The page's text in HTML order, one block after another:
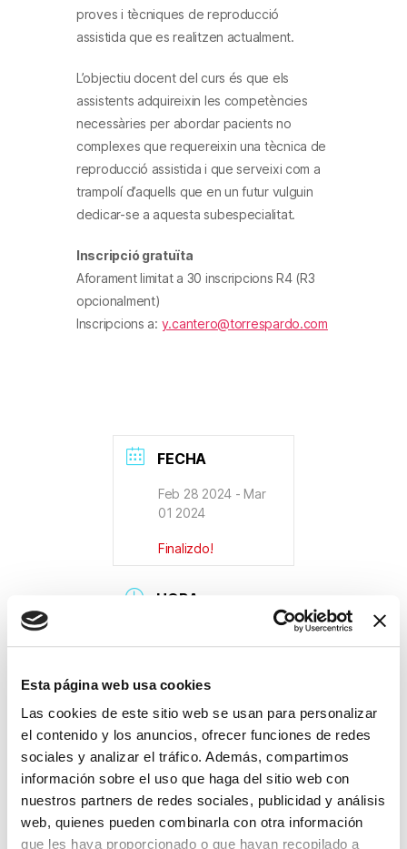
Esta página web usa cookies
Las cookies de este sitio web se usan para personalizar
el contenido y los anuncios, ofrecer funciones de redes
sociales y analizar el tráfico. Además, compartimos
información sobre el uso que haga del sitio web con
nuestros partners de redes sociales, publicidad y análisis
web, quienes pueden combinarla con otra información
que les haya proporcionado o que hayan recopilado a
proves i tècniques de reproducció
assistida que es realitzen actualment.
L’objectiu docent del curs és que els
assistents adquireixin les competències
necessàries per abordar pacients no
complexes que requereixin una tècnica de
reproducció assistida i que serveixi com a
trampolí d’aquells que en un futur vulguin
dedicar-se a aquesta subespecialitat.
Inscripció gratuïta
Aforament limitat a 30 inscripcions R4 (R3
opcionalment)
Inscripcions a: y.cantero@torrespardo.com
FECHA
Feb 28 2024 - Mar
01 2024
Finalizdo!
HORA
LOCALIZACIÓN
Hotel Sorli Emocions
Carrer Lluís Jordà
Cardona, 2, 08339
Vilassar de Dalt,
Barcelona
Carrer Lluís Jordà